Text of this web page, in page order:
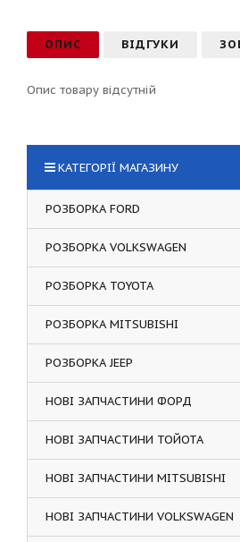
ОПИС ВІДГУКИ
Опис товару відсутній
КАТЕГОРІЇ МАГАЗИНУ
РОЗБОРКА FORD
РОЗБОРКА VOLKSWAGEN
РОЗБОРКА TOYOTA
РОЗБОРКА MITSUBISHI
РОЗБОРКА JEEP
НОВІ ЗАПЧАСТИНИ ФОРД
НОВІ ЗАПЧАСТИНИ ТОЙОТА
НОВІ ЗАПЧАСТИНИ MITSUBISHI
НОВІ ЗАПЧАСТИНИ VOLKSWAGEN